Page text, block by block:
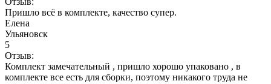
Пришло всё в комплекте, качество супер.
Елена
Ульяновск
5
Отзыв:
Комплект замечательный , пришло хорошо упаковано , в
комплекте все есть для сборки, поэтому никакого труда не